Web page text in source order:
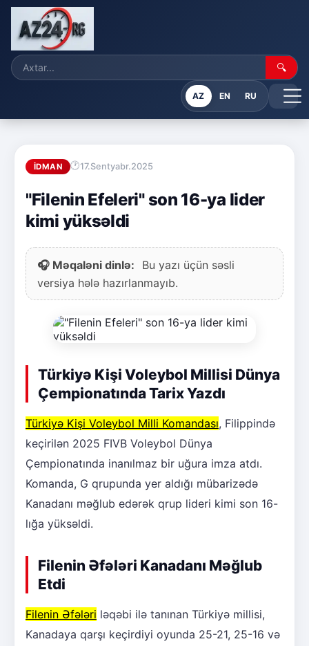
🔍
AZ EN RU
İDMAN 17.Sentyabr.2025
"Filenin Efeleri" son 16-ya lider
kimi yüksəldi
🎧 Məqaləni dinlə:
Bu yazı üçün səsli
versiya hələ hazırlanmayıb.
Türkiyə Kişi Voleybol Millisi Dünya
Çempionatında Tarix Yazdı
Türkiyə Kişi Voleybol Milli Komandası, Filippində
keçirilən 2025 FIVB Voleybol Dünya
Çempionatında inanılmaz bir uğura imza atdı.
Komanda, G qrupunda yer aldığı mübarizədə
Kanadanı məğlub edərək qrup lideri kimi son 16-
lığa yüksəldi.
Filenin Əfələri Kanadanı Məğlub
Etdi
Filenin Əfələri ləqəbi ilə tanınan Türkiyə millisi,
Kanadaya qarşı keçirdiyi oyunda 25-21, 25-16 və